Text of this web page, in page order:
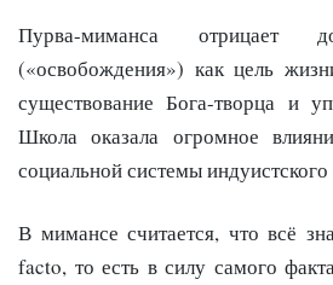
Пурва-миманса отрицает
(«освобождения») как цель
существование Бога-творца и
Школа оказала огромное
социальной системы
В мимансе считается, что всё
facto, то есть в силу самого